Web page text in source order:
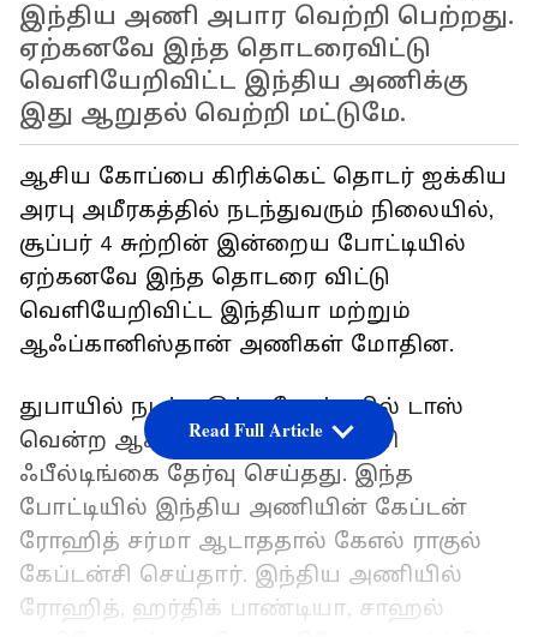
இந்திய அணி அபார வெற்றி பெற்றது.
ஏற்கனவே இந்த தொடரைவிட்டு
வெளியேறிவிட்ட இந்திய அணிக்கு
இது ஆறுதல் வெற்றி மட்டுமே.
ஆசிய கோப்பை கிரிக்கெட் தொடர் ஐக்கிய
அரபு அமீரகத்தில் நடந்துவரும் நிலையில்,
சூப்பர் 4 சுற்றின் இன்றைய போட்டியில்
ஏற்கனவே இந்த தொடரை விட்டு
வெளியேறிவிட்ட இந்தியா மற்றும்
ஆஃப்கானிஸ்தான் அணிகள் மோதின.
துபாயில் நடந்த இந்த போட்டியில் டாஸ்
வென்ற ஆஃப்கானிஸ்தான் அணி
ஃபீல்டிங்கை தேர்வு செய்தது. இந்த
போட்டியில் இந்திய அணியின் கேப்டன்
ரோஹித் சர்மா ஆடாததால் கேஎல் ராகுல்
கேப்டன்சி செய்தார். இந்திய அணியில்
ரோஹித், ஹர்திக் பாண்டியா, சாஹல்
Read Full Article